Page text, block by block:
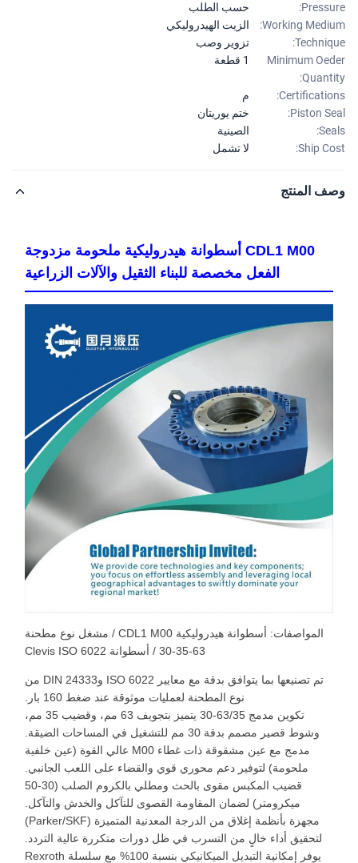
حسب الطلب
Working
الزيت الهيدروليكي
تزوير وصب
Minimum
1 قطعة
Piston
ختم يوريتان
الصينية
Ship
لا تشمل
المنتج
CDL1 M00 أسطوانة هيدروليكية ملحومة مزدوجة
الفعل مخصصة للبناء الثقيل والآلات الزراعية
المواصفات: أسطوانة هيدروليكية CDL1 M00 / مشغل نوع مطحنة
تم تصنيعها بما يتوافق بدقة مع معايير ISO 6022 وDIN 24333 من
نوع المطحنة لعمليات موثوقة عند ضغط 160 بار.
تكوين مدمج 63/35-30 يتميز بتجويف 63 مم، وقضيب 35 مم،
وشوط قصير مصمم بدقة 30 مم للتشغيل في المساحات الضيقة.
مدمج مع عين مشقوقة ذات غطاء M00 عالي القوة (عين خلفية
ملحومة) لتوفير دعم محوري قوي والقضاء على اللعب الجانبي.
قضيب المكبس مقوى بالحث ومطلي بالكروم الصلب (30-50
ميكرومتر) لضمان المقاومة القصوى للتآكل والخدش والتآكل.
مجهزة بأنظمة إغلاق من الدرجة المعدنية المتميزة (Parker/SKF)
لتحقيق أداء خالٍ من التسرب في ظل دورات متكررة عالية التردد.
يوفر إمكانية التبديل الميكانيكي بنسبة 100% مع سلسلة Rexroth